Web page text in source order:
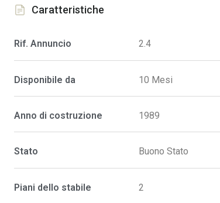
Caratteristiche
Rif. Annuncio 2.4
Disponibile da 10 Mesi
Anno di costruzione 1989
Stato Buono Stato
Piani dello stabile 2